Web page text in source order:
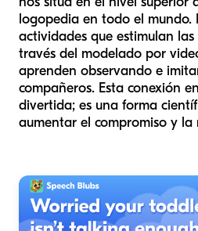
logopedia en todo el mundo.
actividades que estimulan
través del modelado por
aprenden observando e
compañeros. Esta conexión
divertida; es una forma
aumentar el compromiso y la